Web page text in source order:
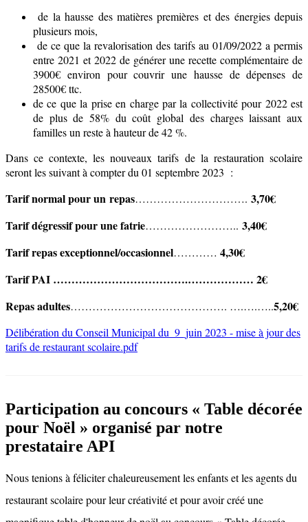
de la hausse des matières premières et des énergies depuis
plusieurs mois,
de ce que la revalorisation des tarifs au 01/09/2022 a permis
entre 2021 et 2022 de générer une recette complémentaire de
3900€ environ pour couvrir une hausse de dépenses de
28500€ ttc.
de ce que la prise en charge par la collectivité pour 2022 est
de plus de 58% du coût global des charges laissant aux
familles un reste à hauteur de 42 %.
Dans ce contexte, les nouveaux tarifs de la restauration scolaire
seront les suivant à compter du 01 septembre 2023 :
Tarif normal pour un repas…………………………. 3,70€
Tarif dégressif pour une fatrie…………………….. 3,40€
Tarif repas exceptionnel/occasionnel………… 4,30€
Tarif PAI ……………………………….……………… 2€
Repas adultes……………………………………. ….….…..5,20€
Délibération du Conseil Municipal du_9_juin 2023 - mise à jour des
tarifs de restaurant scolaire.pdf
Participation au concours « Table décorée
pour Noël » organisé par notre
prestataire API
Nous tenions à féliciter chaleureusement les enfants et les agents du
restaurant scolaire pour leur créativité et pour avoir créé une